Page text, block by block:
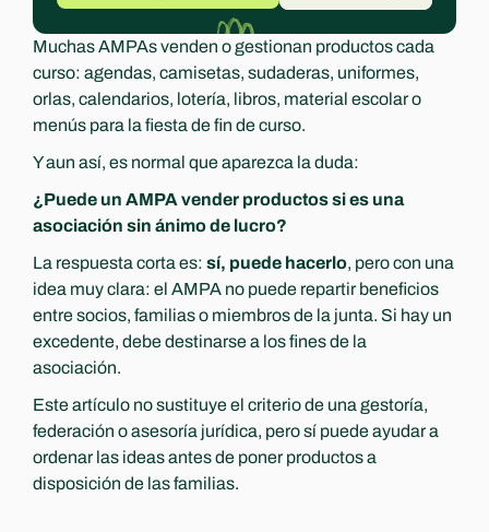
Muchas AMPAs venden o gestionan productos cada
curso: agendas, camisetas, sudaderas, uniformes,
orlas, calendarios, lotería, libros, material escolar o
menús para la fiesta de fin de curso.
Y aun así, es normal que aparezca la duda:
¿Puede un AMPA vender productos si es una
asociación sin ánimo de lucro?
La respuesta corta es: sí, puede hacerlo, pero con una
idea muy clara: el AMPA no puede repartir beneficios
entre socios, familias o miembros de la junta. Si hay un
excedente, debe destinarse a los fines de la
asociación.
Este artículo no sustituye el criterio de una gestoría,
federación o asesoría jurídica, pero sí puede ayudar a
ordenar las ideas antes de poner productos a
disposición de las familias.